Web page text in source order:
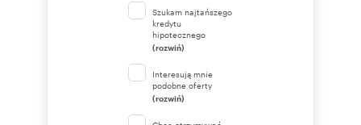
Szukam najtańszego
kredytu
hipotecznego
(rozwiń)
Interesują mnie
podobne oferty
(rozwiń)